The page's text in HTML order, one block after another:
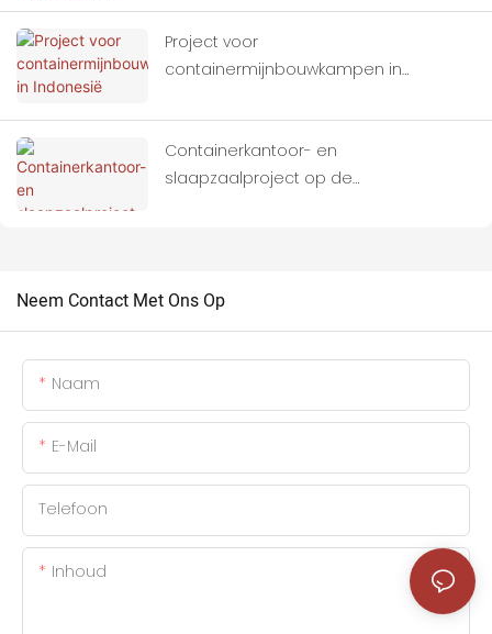
Project voor
containermijnbouwkampen in
Containerkantoor- en
slaapzaalproject op de
Neem Contact Met Ons Op
Naam
E-Mail
Telefoon
Inhoud